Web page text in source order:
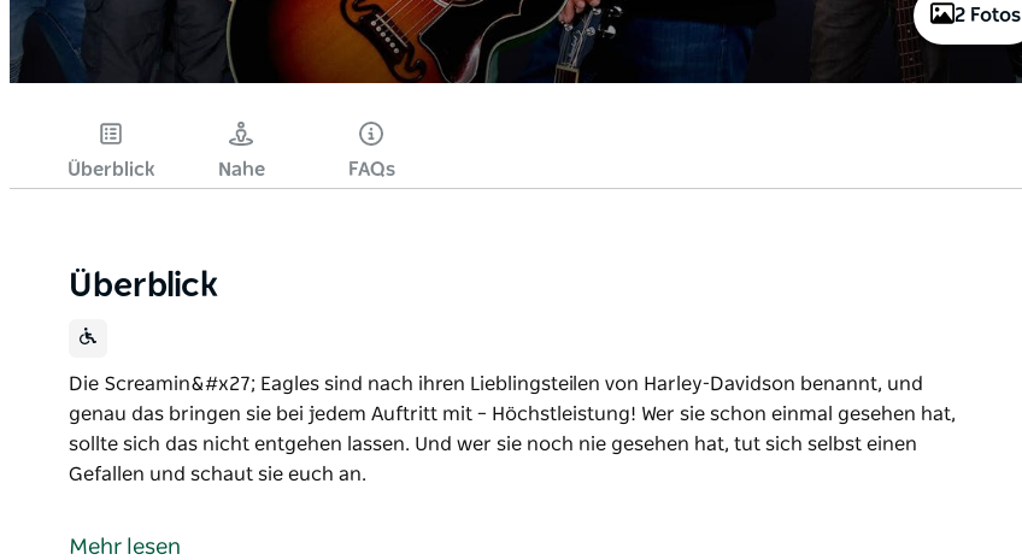
2 Fotos
Überblick Nahe FAQs
Überblick
Die Screamin&#x27; Eagles sind nach ihren Lieblingsteilen von Harley-Davidson benannt, und
genau das bringen sie bei jedem Auftritt mit – Höchstleistung! Wer sie schon einmal gesehen hat,
sollte sich das nicht entgehen lassen. Und wer sie noch nie gesehen hat, tut sich selbst einen
Gefallen und schaut sie euch an.
das bringen sie bei jedem Auftritt mit – Höchstleistung!
Mehr lesen